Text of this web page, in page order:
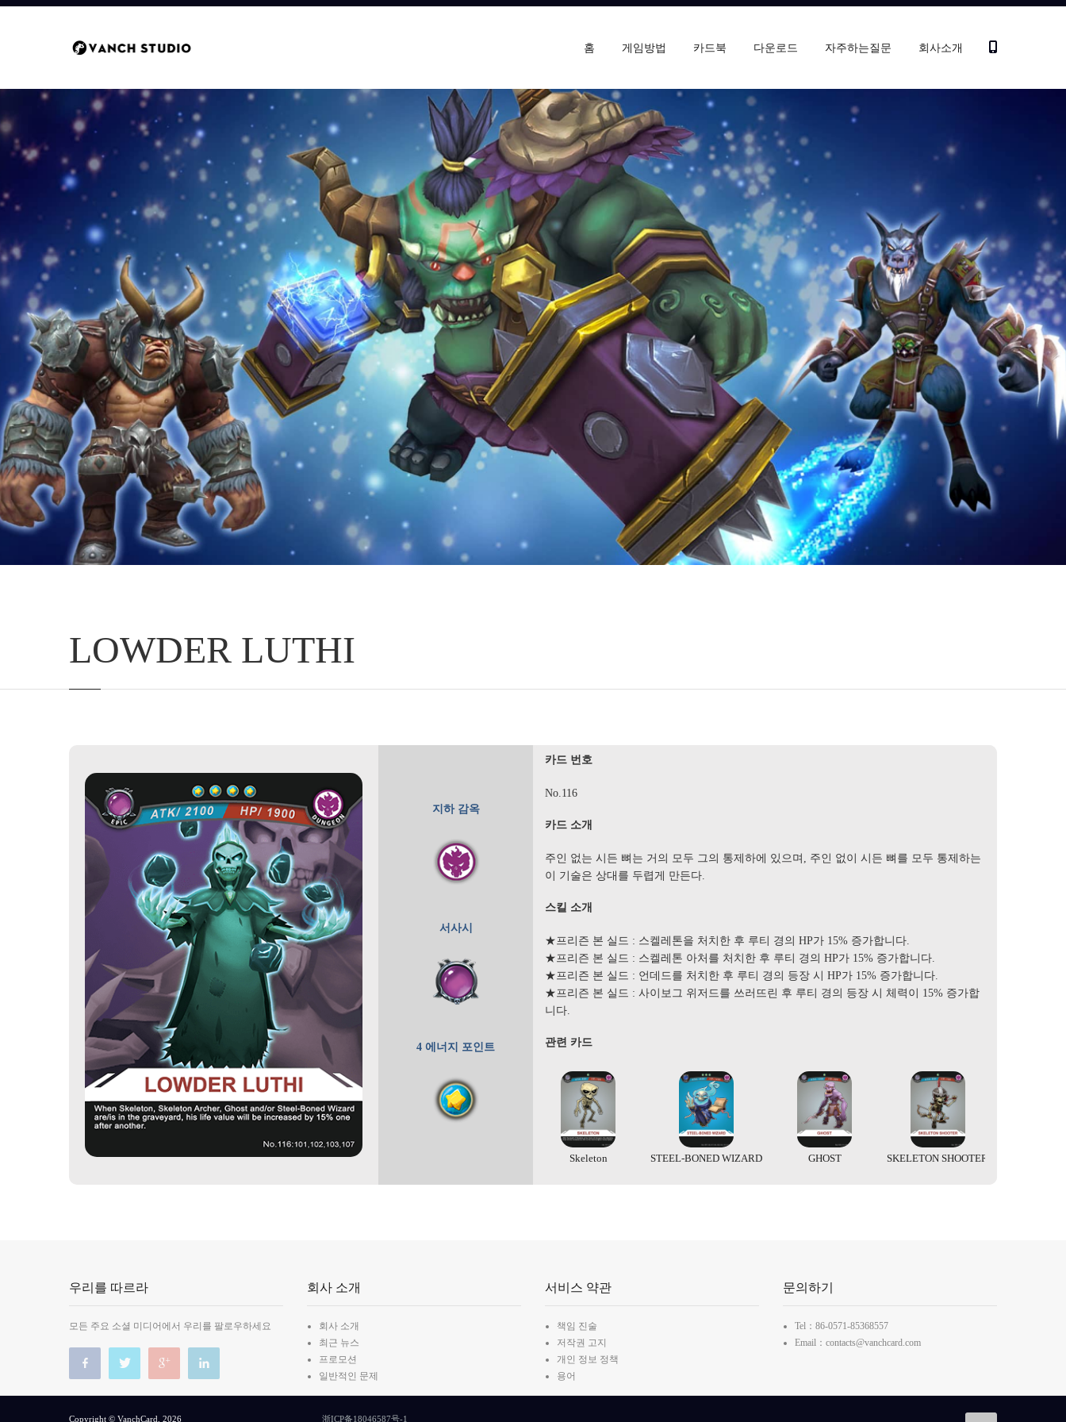
홈 게임방법 카드북 다운로드 자주하는질문 회사소개
LOWDER LUTHI
지하 감옥
서사시
4 에너지 포인트
카드 번호
No.116
카드 소개
주인 없는 시든 뼈는 거의 모두 그의 통제하에 있으며, 주인 없이 시든 뼈를 모두 통제하는
이 기술은 상대를 두렵게 만든다.
스킬 소개
★프리즌 본 실드 : 스켈레톤을 처치한 후 루티 경의 HP가 15% 증가합니다.
★프리즌 본 실드 : 스켈레톤 아처를 처치한 후 루티 경의 HP가 15% 증가합니다.
★프리즌 본 실드 : 언데드를 처치한 후 루티 경의 등장 시 HP가 15% 증가합니다.
★프리즌 본 실드 : 사이보그 위저드를 쓰러뜨린 후 루티 경의 등장 시 체력이 15% 증가합
니다.
관련 카드
Skeleton STEEL-BONED WIZARD GHOST SKELETON SHOOTER
우리를 따르라
모든 주요 소셜 미디어에서 우리를 팔로우하세요
회사 소개
회사 소개
최근 뉴스
프로모션
일반적인 문제
서비스 약관
책임 진술
저작권 고지
개인 정보 정책
용어
문의하기
Tel：86-0571-85368557
Email：contacts@vanchcard.com
Copyright © VanchCard, 2026 浙ICP备18046587号-1